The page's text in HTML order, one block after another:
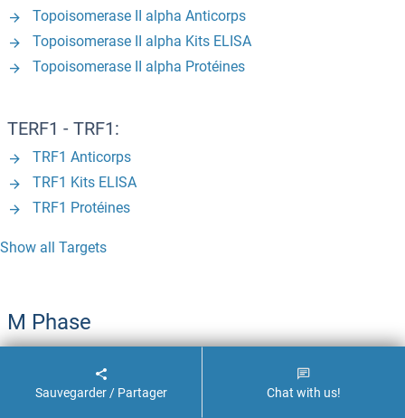
Topoisomerase II alpha Anticorps
Topoisomerase II alpha Kits ELISA
Topoisomerase II alpha Protéines
TERF1 - TRF1:
TRF1 Anticorps
TRF1 Kits ELISA
TRF1 Protéines
Show all Targets
M Phase
INCENP (Inner Centromere Protein Antigens
135/155kDa):
Sauvegarder / Partager Chat with us!